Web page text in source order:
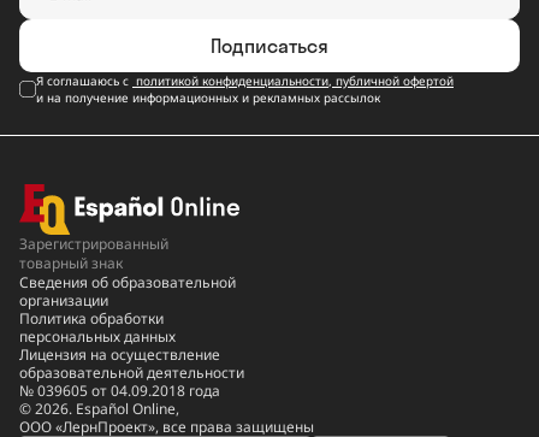
Подписаться
Я соглашаюсь с политикой конфиденциальности, публичной офертой
и на получение информационных и рекламных рассылок
Зарегистрированный
товарный знак
Сведения об образовательной
организации
Политика обработки
персональных данных
Лицензия на осуществление
образовательной деятельности
№ 039605 от 04.09.2018 года
© 2026. Español Online,
ООО «ЛернПроект», все права защищены